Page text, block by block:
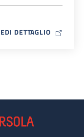
DETTAGLIO MAP ICON